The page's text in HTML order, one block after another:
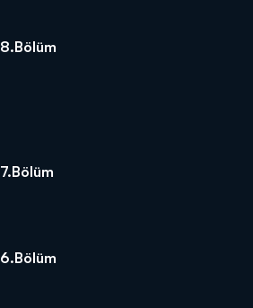
8.Bölüm
7.Bölüm
6.Bölüm